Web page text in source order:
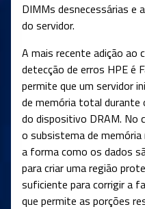
DIMMs desnecessárias e
do servidor.
A mais recente adição ao
detecção de erros HPE é
permite que um servidor
de memória total
do dispositivo DRAM. No
o subsistema de
a forma como os dados
para criar uma região
suficiente para corrigir a
que permite as porções